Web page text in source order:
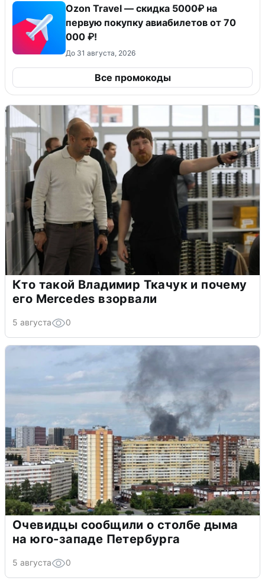
Ozon Travel — скидка 5000₽ на
первую покупку авиабилетов от 70
000 ₽!
До 31 августа, 2026
Все промокоды
Кто такой Владимир Ткачук и почему
его Mercedes взорвали
5 августа 0
Очевидцы сообщили о столбе дыма
на юго-западе Петербурга
5 августа 0